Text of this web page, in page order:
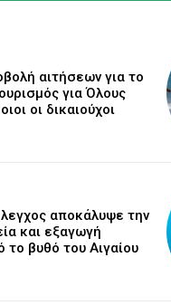
αιτήσεων για το
για Όλους
οι δικαιούχοι
αποκάλυψε την
και εξαγωγή
το βυθό του Αιγαίου